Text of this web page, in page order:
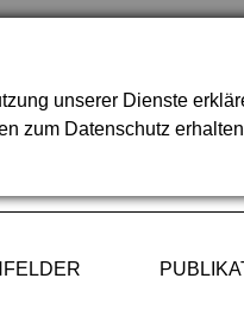
unserer Dienste
zum Datenschutz